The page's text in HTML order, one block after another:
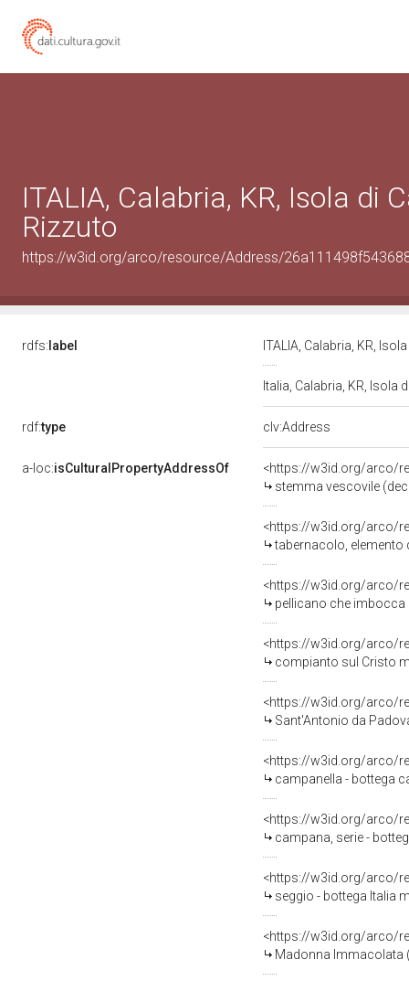
ITALIA, Calabria, KR, Isola di
Rizzuto
https://w3id.org/arco/resource/Address/
rdfs: label ITALIA, Calabria, KR,
Italia, Calabria, KR, Isola
rdf:type clv:Address
a-loc:isCulturalPropertyAddressOf
<https://w3id.org/arco/
stemma vescovile
<https://w3id.org/arco/
tabernacolo, elemento
<https://w3id.org/arco/
pellicano che imbocca i
<https://w3id.org/arco/
compianto sul Cristo
<https://w3id.org/arco/
Sant'Antonio da
<https://w3id.org/arco/
campanella - bottega
<https://w3id.org/arco/
campana, serie -
<https://w3id.org/arco/
seggio - bottega Italia
<https://w3id.org/arco/
Madonna Immacolata